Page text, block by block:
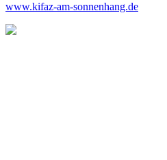
www.kifaz-am-sonnenhang.de